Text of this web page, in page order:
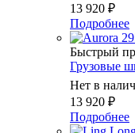
13 920 ₽
Подробнее
Быстрый
Грузовые
Нет в
13 920 ₽
Подробнее